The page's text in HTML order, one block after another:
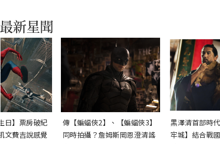
日】票房破紀
文費吉說感覺
傳【蝙蝠俠2】、【蝙蝠俠3】
同時拍攝？詹姆斯岡恩澄清謠
黑澤清首部時
牢城】結合戰